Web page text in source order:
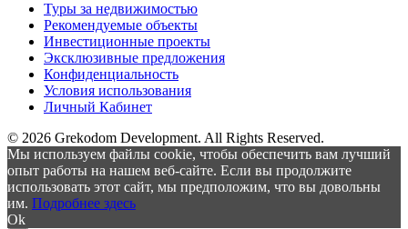
Туры за недвижимостью
Рекомендуемые объекты
Инвестиционные проекты
Эксклюзивные предложения
Конфиденциальность
Условия использования
Личный Кабинет
© 2026 Grekodom Development. All Rights Reserved.
Мы используем файлы cookie, чтобы обеспечить вам лучший
опыт работы на нашем веб-сайте. Если вы продолжите
использовать этот сайт, мы предположим, что вы довольны
им. Подробнее здесь
Ok